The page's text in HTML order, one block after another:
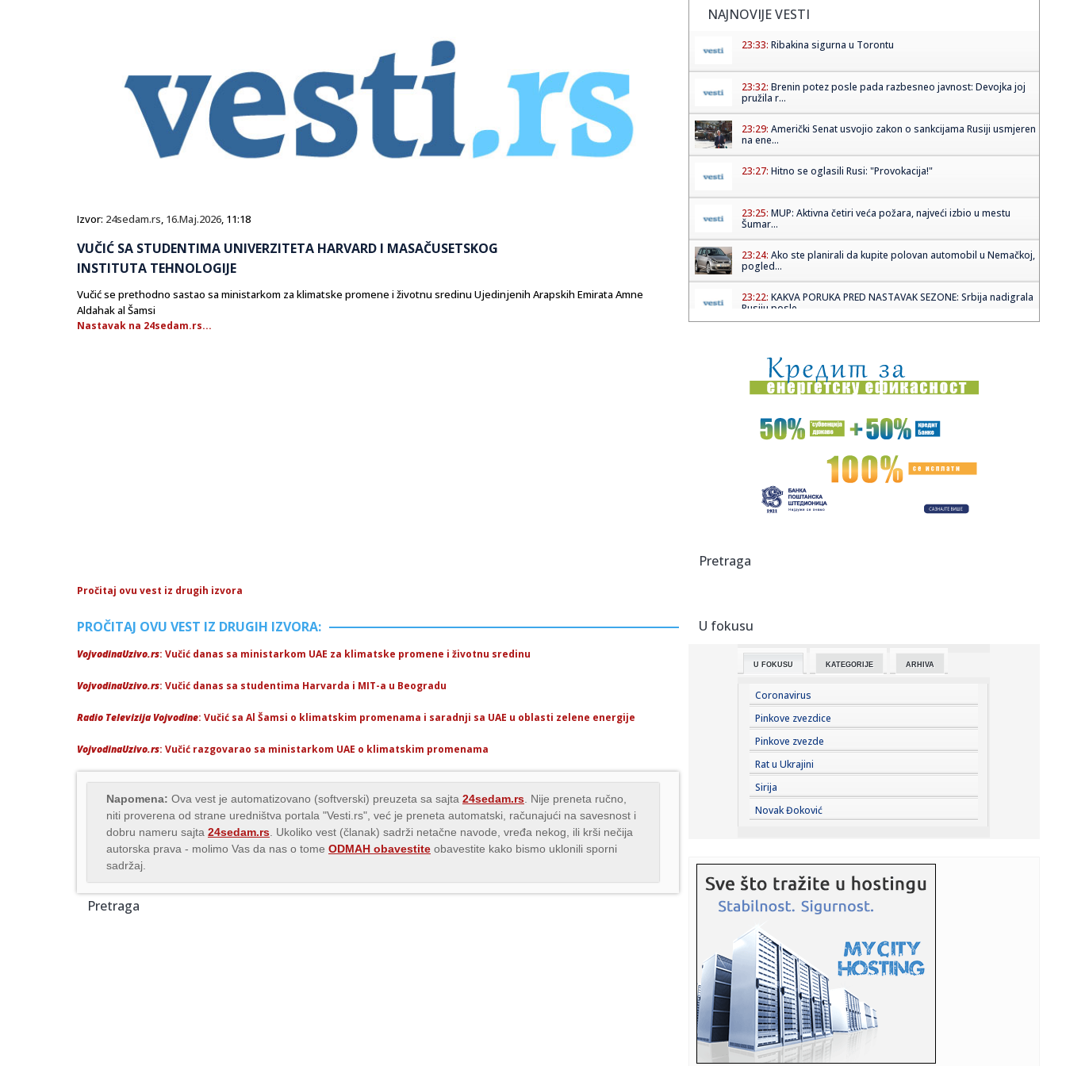
Izvor: 24sedam.rs, 16.Maj.2026, 11:18
VUČIĆ SA STUDENTIMA UNIVERZITETA HARVARD I MASAČUSETSKOG
INSTITUTA TEHNOLOGIJE
Vučić se prethodno sastao sa ministarkom za klimatske promene i životnu sredinu Ujedinjenih Arapskih Emirata Amne
Aldahak al Šamsi
Nastavak na 24sedam.rs...
Pročitaj ovu vest iz drugih izvora
PROČITAJ OVU VEST IZ DRUGIH IZVORA:
VojvodinaUzivo.rs: Vučić danas sa ministarkom UAE za klimatske promene i životnu sredinu
VojvodinaUzivo.rs: Vučić danas sa studentima Harvarda i MIT-a u Beogradu
Radio Televizija Vojvodine: Vučić sa Al Šamsi o klimatskim promenama i saradnji sa UAE u oblasti zelene energije
VojvodinaUzivo.rs: Vučić razgovarao sa ministarkom UAE o klimatskim promenama
Napomena: Ova vest je automatizovano (softverski) preuzeta sa sajta 24sedam.rs . Nije preneta ručno,
niti proverena od strane uredništva portala "Vesti.rs", već je preneta automatski, računajući na savesnost i
dobru nameru sajta 24sedam.rs . Ukoliko vest (članak) sadrži netačne navode, vređa nekog, ili krši nečija
autorska prava - molimo Vas da nas o tome ODMAH obavestite obavestite kako bismo uklonili sporni
sadržaj.
Pretraga
NAJNOVIJE VESTI
23:33: Ribakina sigurna u Torontu
23:32: Brenin potez posle pada razbesneo javnost: Devojka joj
pružila r...
23:29: Američki Senat usvojio zakon o sankcijama Rusiji usmjeren
na ene...
23:27: Hitno se oglasili Rusi: "Provokacija!"
23:25: MUP: Aktivna četiri veća požara, najveći izbio u mestu
Šumar...
23:24: Ako ste planirali da kupite polovan automobil u Nemačkoj,
pogled...
23:22: KAKVA PORUKA PRED NASTAVAK SEZONE: Srbija nadigrala
Rusiju posle ...
23:21:Krvoproliće u Gracu: Turčin izbo muškarca iz BiH i još
dvojic...
23:21:Španija od subote uvodi kontrole za putnike iz Italije: Evo
šta...
Pucano na vilu bogatog srpskog trgovca nekretninama u
23:21:Ako vam nije do vježbanja, ova dvominutna aktivnost
23:21:
23:21:
Godišnja inflacija u Grčkoj usporila na 3,4 odsto u julu,
23:21:Dunav sve niži, problemi sve veći: Elektrane smanjuju
proizvodn...
23:21:Inspektori upali u ilegalnu sušaru: Oko 1.000 pršuta, svi će
b...
23:21:Nevrijeme u Srbiji: Kiša napravila probleme vozačima na
auto-p...
23:21: Sveta Petka Trnova posebno se poštuje među ženama:
Ovi običaj...
23:21:
supr...
23:20:Iza lika Barta Simpsona skoro četiri decenije stoji ova
žena: N...
23:20:Mudrik pred selidbom iz Čelsija – Lampard želi da oživi
kari...
23:16:Ismael Benaser napustio Milan nakon šest godina
Pretraga
U fokusu
U FOKUSU KATEGORIJE ARHIVA
Coronavirus
Pinkove zvezdice
Pinkove zvezde
Rat u Ukrajini
Sirija
Novak Đoković